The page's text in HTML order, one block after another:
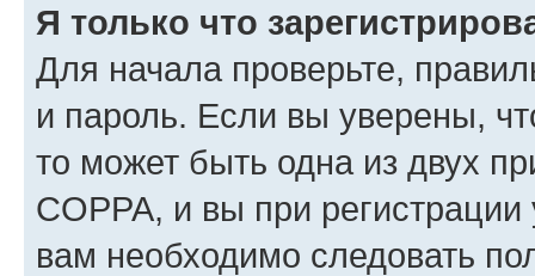
Я только что
Для начала проверьте,
и пароль. Если вы уверены,
то может быть одна из двух
COPPA, и вы при
вам необходимо следовать